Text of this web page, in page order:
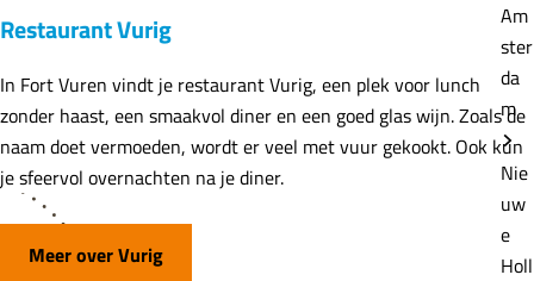
Am
ster
da
m
Nie
uw
e
Holl
Restaurant Vurig
In Fort Vuren vindt je restaurant Vurig, een plek voor lunch
zonder haast, een smaakvol diner en een goed glas wijn. Zoals de
naam doet vermoeden, wordt er veel met vuur gekookt. Ook kun
je sfeervol overnachten na je diner.
Meer over Vurig